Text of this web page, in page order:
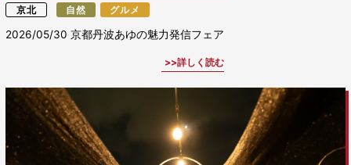
京北 自然 グルメ
2026/05/30京都丹波あゆの魅力発信フェア
詳しく読む